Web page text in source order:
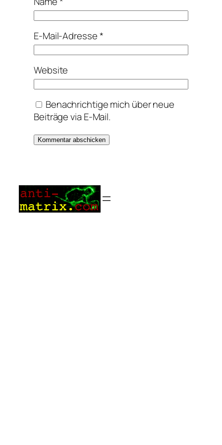
E-Mail-Adresse*
Website
Benachrichtige mich über neue
Beiträge via E-Mail.